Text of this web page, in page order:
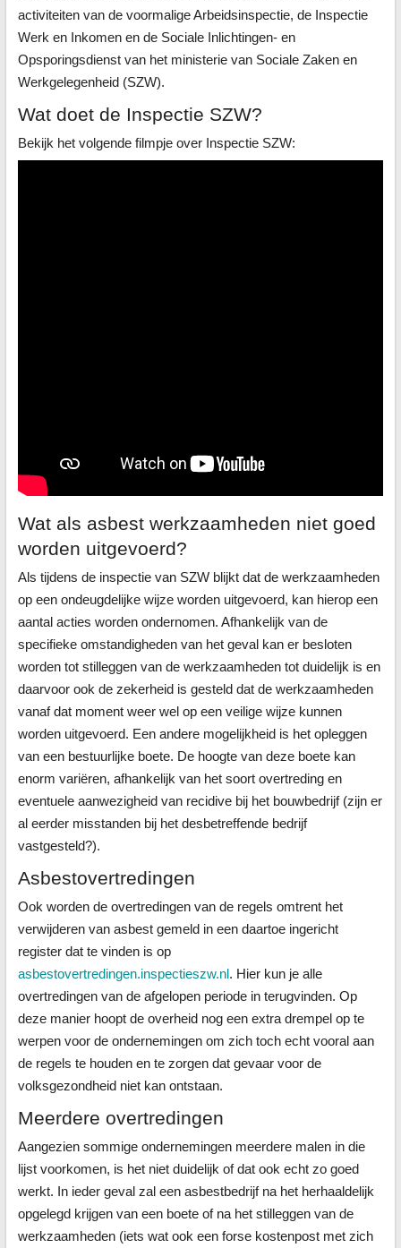
activiteiten van de voormalige Arbeidsinspectie, de Inspectie
Werk en Inkomen en de Sociale Inlichtingen- en
Opsporingsdienst van het ministerie van Sociale Zaken en
Werkgelegenheid (SZW).
Wat doet de Inspectie SZW?
Bekijk het volgende filmpje over Inspectie SZW:
Wat als asbest werkzaamheden niet goed
worden uitgevoerd?
Als tijdens de inspectie van SZW blijkt dat de werkzaamheden
op een ondeugdelijke wijze worden uitgevoerd, kan hierop een
aantal acties worden ondernomen. Afhankelijk van de
specifieke omstandigheden van het geval kan er besloten
worden tot stilleggen van de werkzaamheden tot duidelijk is en
daarvoor ook de zekerheid is gesteld dat de werkzaamheden
vanaf dat moment weer wel op een veilige wijze kunnen
worden uitgevoerd. Een andere mogelijkheid is het opleggen
van een bestuurlijke boete. De hoogte van deze boete kan
enorm variëren, afhankelijk van het soort overtreding en
eventuele aanwezigheid van recidive bij het bouwbedrijf (zijn er
al eerder misstanden bij het desbetreffende bedrijf
vastgesteld?).
Asbestovertredingen
Ook worden de overtredingen van de regels omtrent het
verwijderen van asbest gemeld in een daartoe ingericht
register dat te vinden is op
asbestovertredingen.inspectieszw.nl. Hier kun je alle
overtredingen van de afgelopen periode in terugvinden. Op
deze manier hoopt de overheid nog een extra drempel op te
werpen voor de ondernemingen om zich toch echt vooral aan
de regels te houden en te zorgen dat gevaar voor de
volksgezondheid niet kan ontstaan.
Meerdere overtredingen
Aangezien sommige ondernemingen meerdere malen in die
lijst voorkomen, is het niet duidelijk of dat ook echt zo goed
werkt. In ieder geval zal een asbestbedrijf na het herhaaldelijk
opgelegd krijgen van een boete of na het stilleggen van de
werkzaamheden (iets wat ook een forse kostenpost met zich